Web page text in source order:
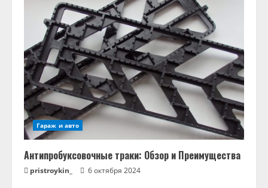
Гараж и авто
Антипробуксовочные траки: Обзор и Преимущества
pristroykin_ 6 октября 2024